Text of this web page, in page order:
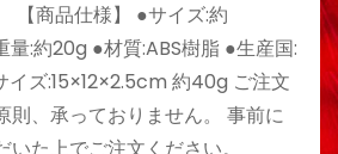
【商品仕様】 ●サイズ:約
量:約20g ●材質:ABS樹脂 ●生産国:
イズ:15×12×2.5cm 約40g ご注文
則、承っておりません。 事前に